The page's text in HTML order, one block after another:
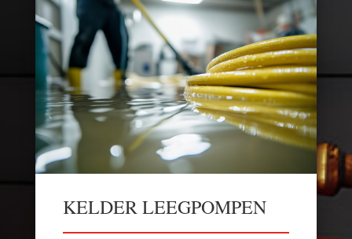
KELDER LEEGPOMPEN